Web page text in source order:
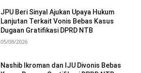
JPU Beri Sinyal Ajukan Upaya Hukum
Lanjutan Terkait Vonis Bebas Kasus
Dugaan Gratifikasi DPRD NTB
05/08/2026
Nashib Ikroman dan IJU Divonis Bebas